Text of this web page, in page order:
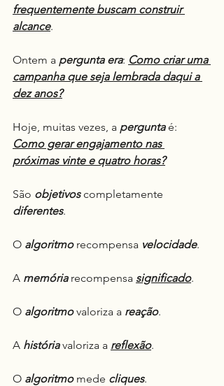
frequentemente buscam construir
alcance.
Ontem a pergunta era: Como criar uma
campanha que seja lembrada daqui a
dez anos?
Hoje, muitas vezes, a pergunta é:
Como gerar engajamento nas
próximas vinte e quatro horas?
São objetivos completamente
diferentes.
O algoritmo recompensa velocidade.
A memória recompensa significado.
O algoritmo valoriza a reação.
A história valoriza a reflexão.
O algoritmo mede cliques.